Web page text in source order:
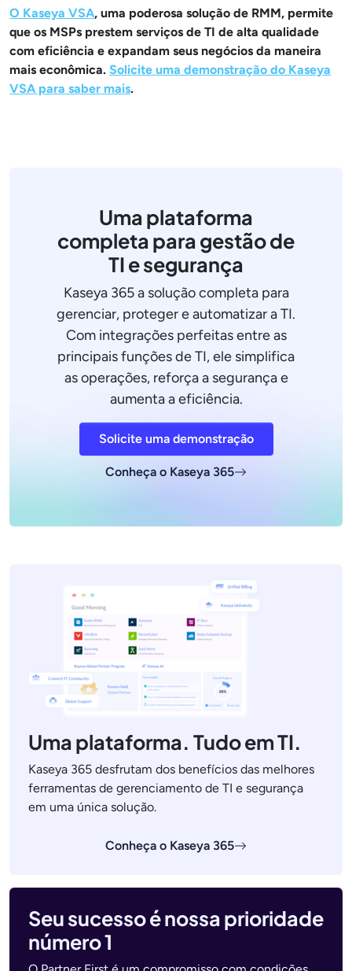
O Kaseya VSA, uma poderosa solução de RMM, permite
que os MSPs prestem serviços de TI de alta qualidade
com eficiência e expandam seus negócios da maneira
mais econômica. Solicite uma demonstração do Kaseya
VSA para saber mais.
Uma plataforma
completa para gestão de
TI e segurança
Kaseya 365 a solução completa para
gerenciar, proteger e automatizar a TI.
Com integrações perfeitas entre as
principais funções de TI, ele simplifica
as operações, reforça a segurança e
aumenta a eficiência.
Solicite uma demonstração
Conheça o Kaseya 365
Uma plataforma. Tudo em TI.
Kaseya 365 desfrutam dos benefícios das melhores
ferramentas de gerenciamento de TI e segurança
em uma única solução.
Conheça o Kaseya 365
Seu sucesso é nossa prioridade
número 1